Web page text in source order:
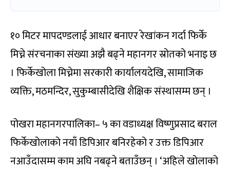
१० मिटर मापदण्डलाई आधार बनाएर रेखांकन गर्दा फिर्के
मिच्ने संरचनाका संख्या अझै बढ्ने महानगर स्रोतको भनाइ छ
। फिर्केखोला मिच्नेमा सरकारी कार्यालयदेखि, सामाजिक
व्यक्ति, मठमन्दिर, सुकुम्बासीदेखि शैक्षिक संस्थासम्म छन् ।
पोखरा महानगरपालिका– ५ का वडाध्यक्ष विष्णुप्रसाद बराल
फिर्केखोलाको नयाँ डिपिआर बनिरहेको र उक्त डिपिआर
नआउँदासम्म काम अघि नबढ्ने बताउँछन् । ‘अहिले खोलाको